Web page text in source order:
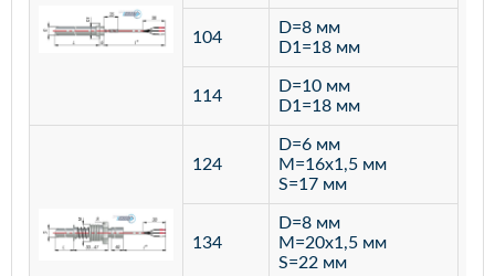
104
D=8 мм
D1=18 мм
114
D=10 мм
D1=18 мм
124
D=6 мм
M=16х1,5 мм
S=17 мм
134
D=8 мм
M=20х1,5 мм
S=22 мм